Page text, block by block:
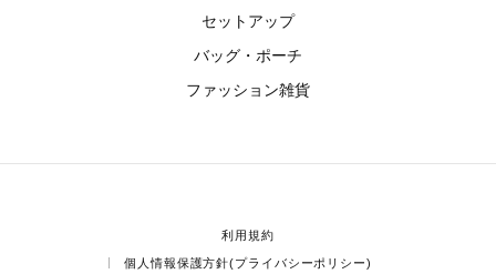
セットアップ
バッグ・ポーチ
ファッション雑貨
利用規約
個人情報保護方針(プライバシーポリシー)